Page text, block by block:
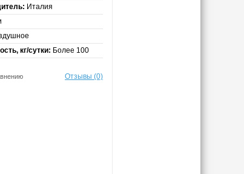
Италия
кг/сутки: Более 100
Отзывы (0)